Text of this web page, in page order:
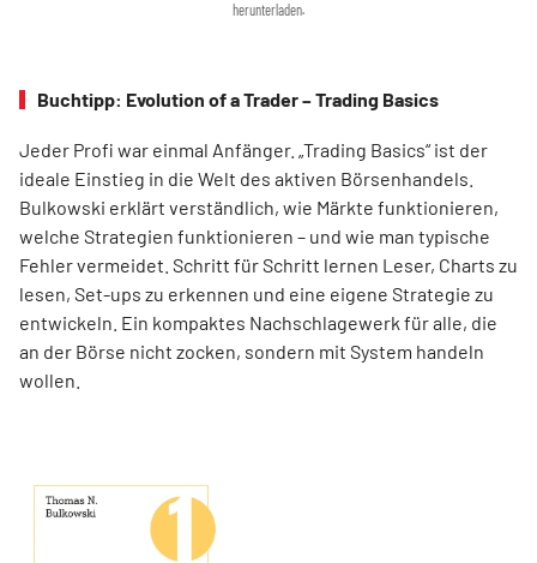
herunterladen.
Buchtipp: Evolution of a Trader – Trading Basics
Jeder Profi war einmal Anfänger. „Trading Basics“ ist der
ideale Einstieg in die Welt des aktiven Börsenhandels.
Bulkowski erklärt verständlich, wie Märkte funktionieren,
welche Strategien funktionieren – und wie man typische
Fehler vermeidet. Schritt für Schritt lernen Leser, Charts zu
lesen, Set-ups zu erkennen und eine eigene Strategie zu
entwickeln. Ein kompaktes Nachschlagewerk für alle, die
an der Börse nicht zocken, sondern mit System handeln
wollen.